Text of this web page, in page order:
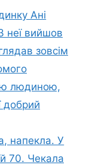
Ані
неї вийшов
зовсім
людиною,
добрий
напекла. У
70. Чекала